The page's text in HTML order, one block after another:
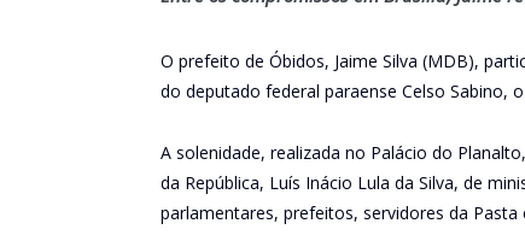
O prefeito de Óbidos, Jaime Silva (MDB),
do deputado federal paraense Celso Sabino,
A solenidade, realizada no Palácio do
da República, Luís Inácio Lula da Silva, de
parlamentares, prefeitos, servidores da